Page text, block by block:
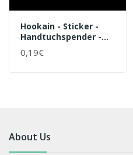
Hookain - Sticker -
Handtuchspender -
0,19€
About Us